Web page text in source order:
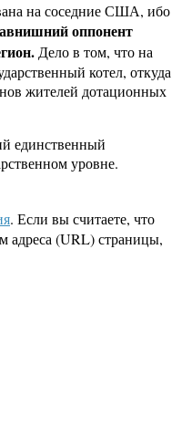
на соседние США, ибо
оппонент
Дело в том, что на
котел, откуда
жителей дотационных
единственный
уровне.
. Если вы считаете, что
адреса (URL) страницы,